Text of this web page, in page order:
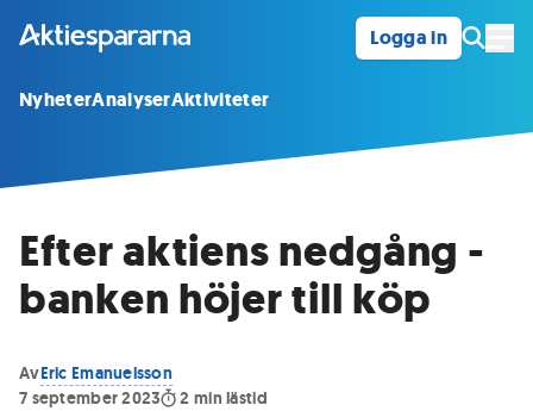
Logga in
NyheterAnalyserAktiviteter
Efter aktiens nedgång -
banken höjer till köp
AvEric Emanuelsson
7 september 2023
2 min lästid